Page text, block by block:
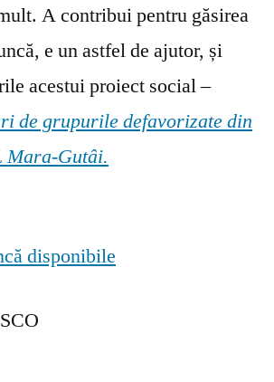
A contribui pentru găsirea
e un astfel de ajutor, și
acestui proiect social –
de grupurile defavorizate din
Gutâi.
disponibile